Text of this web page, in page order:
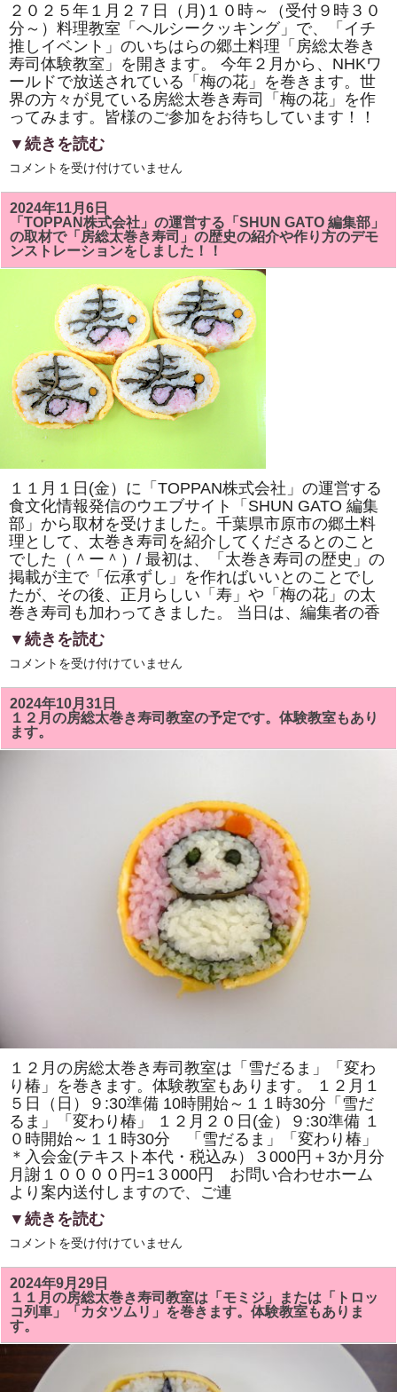
２０２５年１月２７日（月)１０時～（受付９時３０
分～）料理教室「ヘルシークッキング」で、「イチ
推しイベント」のいちはらの郷土料理「房総太巻き
寿司体験教室」を開きます。 今年２月から、NHKワ
ールドで放送されている「梅の花」を巻きます。世
界の方々が見ている房総太巻き寿司「梅の花」を作
ってみます。皆様のご参加をお待ちしています！！
▼続きを読む
市
市
「イ
チ
推
し
イ
ベ
は
郷
土
料
理
「房
司
体
験
教
室」
で
「NHK
ワ
ー
ル
ド」
放
さ
て
い
る
「梅
の
花」
コメントを受け付けていません
2024年11月6日
「TOPPAN株式会社」の運営する「SHUN GATO 編集部」
の取材で「房総太巻き寿司」の歴史の紹介や作り方のデモ
ンストレーションをしました！！
１１月１日(金）に「TOPPAN株式会社」の運営する
食文化情報発信のウエブサイト「SHUN GATO 編集
部」から取材を受けました。千葉県市原市の郷土料
理として、太巻き寿司を紹介してくださるとのこと
でした（＾ー＾）/ 最初は、「太巻き寿司の歴史」の
掲載が主で「伝承ずし」を作ればいいとのことでし
たが、その後、正月らしい「寿」や「梅の花」の太
巻き寿司も加わってきました。 当日は、編集者の香
▼続きを読む
「TOPPAN
式
会
社」
の
運
営
介
や
作
り
方
の
デ
モ
ン
ス
ト
レ
ー
ョ
を
ま
し
た！！
は
コメントを受け付けていません
2024年10月31日
１２月の房総太巻き寿司教室の予定です。体験教室もあり
ます。
１２月の房総太巻き寿司教室は「雪だるま」「変わ
り椿」を巻きます。体験教室もあります。 １２月１
５日（日）９:30準備 10時開始～１１時30分「雪だ
るま」「変わり椿」 １２月２０日(金）９:30準備 １
０時開始～１１時30分 「雪だるま」「変わり椿」
＊入会金(テキスト本代・税込み）３000円＋3か月分
月謝１００００円=1３000円 お問い合わせホーム
より案内送付しますので、ご連
▼続きを読む
１
月
の
房
総
太
巻
き
教
コメントを受け付けていません
2024年9月29日
１１月の房総太巻き寿司教室は「モミジ」または「トロッ
コ列車」「カタツムリ」を巻きます。体験教室もありま
す。